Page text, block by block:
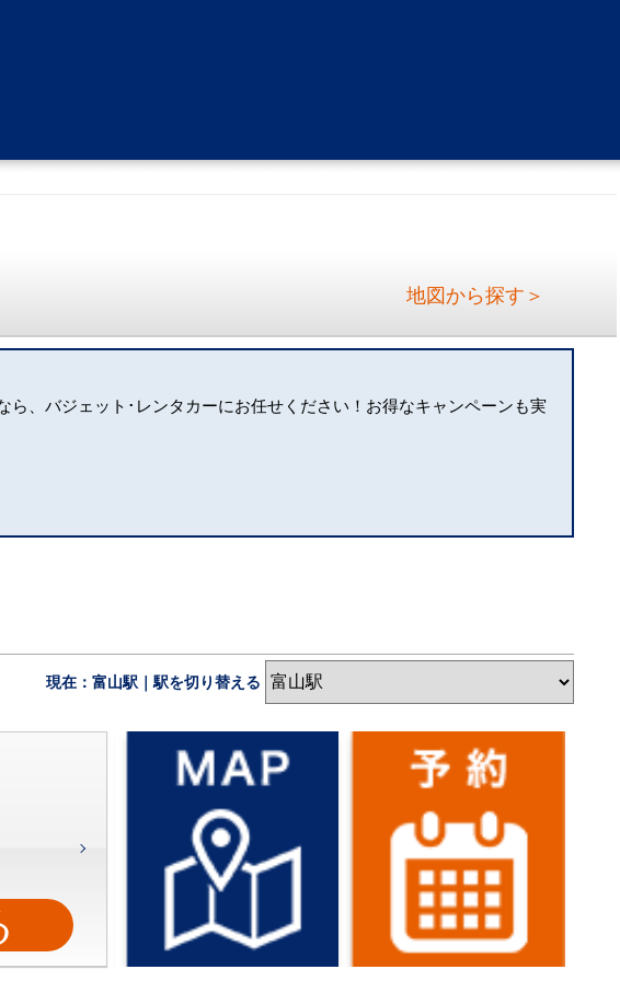
地図から探す＞
ら、バジェット･レンタカーにお任せください！お得なキャンペーンも実
現在：富山駅｜駅を切り替える